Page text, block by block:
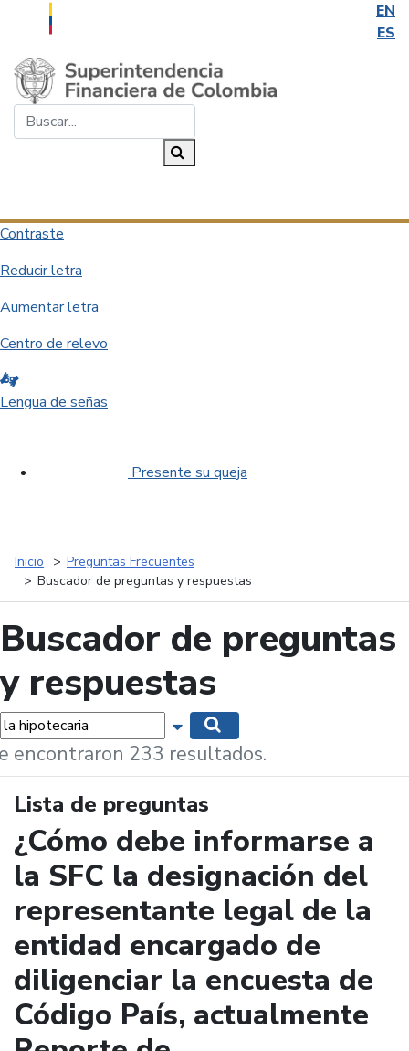
EN
ES
Saltar al contenido principal
Contraste
Reducir letra
Aumentar letra
Centro de relevo
Lengua de señas
Presente su queja
Inicio
Preguntas Frecuentes
Buscador de preguntas y respuestas
Buscador de preguntas
y respuestas
Mostrar opciones de búsqueda
encontraron 233 resultados.
Lista de preguntas
¿Cómo debe informarse a
la SFC la designación del
representante legal de la
entidad encargado de
diligenciar la encuesta de
Código País, actualmente